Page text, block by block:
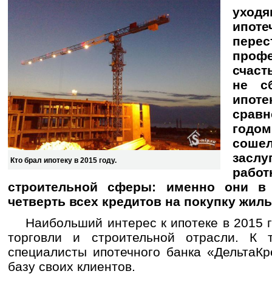
Кто брал ипотеку в 2015 году.
не
строительной сферы: именно они
четверть всех кредитов на покупку
Наибольший интерес к ипотеке в 2015
торговли и строительной отрасли. К
специалисты ипотечного банка
базу своих клиентов.